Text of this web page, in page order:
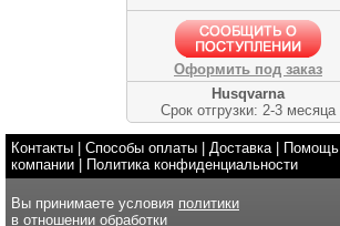
Оформить под заказ
Husqvarna
Срок отгрузки: 2-3 месяца
Контакты Способы оплаты Доставка| Помощь
компании
Политика конфиденциальности
Вы принимаете условия политики
в отношении обработки